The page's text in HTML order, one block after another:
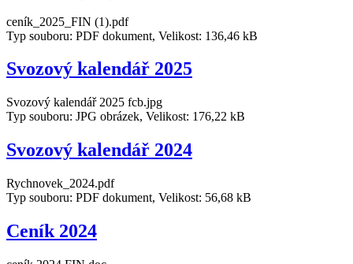
ceník_2025_FIN (1).pdf
Typ souboru: PDF dokument, Velikost: 136,46 kB
Svozový kalendář 2025
Svozový kalendář 2025 fcb.jpg
Typ souboru: JPG obrázek, Velikost: 176,22 kB
Svozový kalendář 2024
Rychnovek_2024.pdf
Typ souboru: PDF dokument, Velikost: 56,68 kB
Ceník 2024